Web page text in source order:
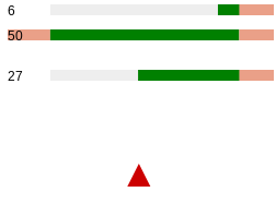
6
50
27
▲